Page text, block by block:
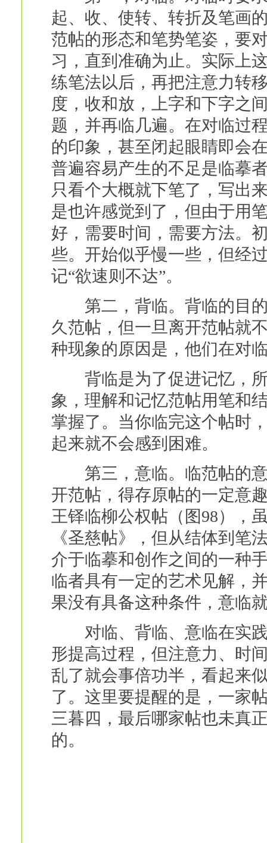
起、收、使转、转折及笔画
范帖的形态和笔势笔姿，要
习，直到准确为止。实际上
练笔法以后，再把注意力转
度，收和放，上字和下字之
题，并再临几遍。在对临过
的印象，甚至闭起眼睛即会
普遍容易产生的不足是临摹
只看个大概就下笔了，写出
是也许感觉到了，但由于用
好，需要时间，需要方法。
些。开始似乎慢一些，但经
记“欲速则不达”。
第二，背临。背临的目的
久范帖，但一旦离开范帖就
种现象的原因是，他们在对
背临是为了促进记忆，所
象，理解和记忆范帖用笔和
掌握了。当你临完这个帖时
起来就不会感到困难。
第三，意临。临范帖的意
开范帖，得存原帖的一定意
王铎临柳公权帖（图98），
《圣慈帖》，但从结体到笔
介于临摹和创作之间的一种
临者具有一定的艺术见解，
果没有具备这种条件，意临
对临、背临、意临在实践
形提高过程，但注意力、时
乱了就会事倍功半，看起来
了。这里要提醒的是，一家
三暮四，最后哪家帖也未真
的。